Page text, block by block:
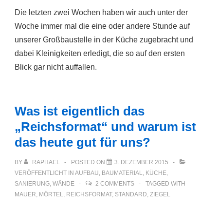
Die letzten zwei Wochen haben wir auch unter der
Woche immer mal die eine oder andere Stunde auf
unserer Großbaustelle in der Küche zugebracht und
dabei Kleinigkeiten erledigt, die so auf den ersten
Blick gar nicht auffallen.
Was ist eigentlich das
„Reichsformat“ und warum ist
das heute gut für uns?
BY RAPHAEL POSTED ON
3. DEZEMBER 2015
VERÖFFENTLICHT IN AUFBAU, BAUMATERIAL, KÜCHE,
SANIERUNG, WÄNDE 2 COMMENTS
TAGGED WITH
MAUER, MÖRTEL, REICHSFORMAT, STANDARD, ZIEGEL